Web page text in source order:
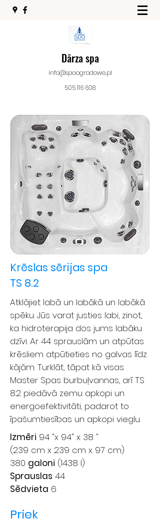
Dārza spa
info@spaogrodowe.pl
505 116 608
Krēslas sērijas spa
TS 8.2
Atklājiet labā un labākā un labākā
spēku. Jūs varat justies labi, zinot,
ka hidroterapija dos jums labāku
dzīvi. Ar 44 sprauslām un atpūtas
krēsliem atpūtieties no galvas līdz
kājām. Turklāt, tāpat kā visas
Master Spas burbuļvannas, arī TS
8.2 piedāvā zemu apkopi un
energoefektivitāti, padarot to
īpašumtiesības un apkopi vieglu.
Izmēri 94 "x 94" x 38 "
(239 cm x 239 cm x 97 cm)
380 galoni (1438 l)
Sprauslas 44
Sēdvieta 6
Priek